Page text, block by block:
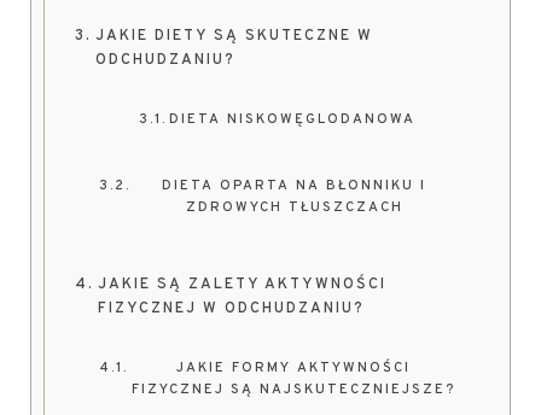
JAKIE DIETY SĄ SKUTECZNE W
ODCHUDZANIU?
DIETA NISKOWĘGLODANOWA
DIETA OPARTA NA BŁONNIKU I
ZDROWYCH TŁUSZCZACH
JAKIE SĄ ZALETY AKTYWNOŚCI
FIZYCZNEJ W ODCHUDZANIU?
JAKIE FORMY AKTYWNOŚCI
FIZYCZNEJ SĄ NAJSKUTECZNIEJSZE?